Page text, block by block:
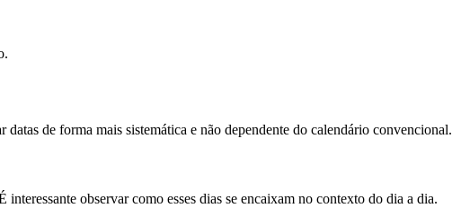
de forma mais sistemática e não dependente do calendário convencional.
observar como esses dias se encaixam no contexto do dia a dia.